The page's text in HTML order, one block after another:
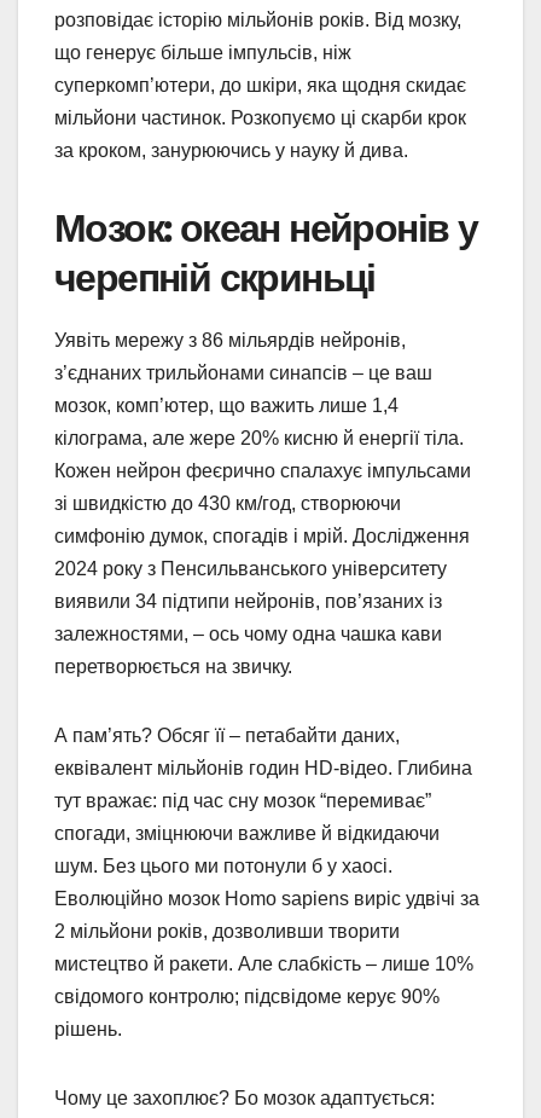
розповідає історію мільйонів років. Від мозку,
що генерує більше імпульсів, ніж
суперкомп’ютери, до шкіри, яка щодня скидає
мільйони частинок. Розкопуємо ці скарби крок
за кроком, занурюючись у науку й дива.
Мозок: океан нейронів у
черепній скриньці
Уявіть мережу з 86 мільярдів нейронів,
з’єднаних трильйонами синапсів – це ваш
мозок, комп’ютер, що важить лише 1,4
кілограма, але жере 20% кисню й енергії тіла.
Кожен нейрон феєрично спалахує імпульсами
зі швидкістю до 430 км/год, створюючи
симфонію думок, спогадів і мрій. Дослідження
2024 року з Пенсильванського університету
виявили 34 підтипи нейронів, пов’язаних із
залежностями, – ось чому одна чашка кави
перетворюється на звичку.
А пам’ять? Обсяг її – петабайти даних,
еквівалент мільйонів годин HD-відео. Глибина
тут вражає: під час сну мозок “перемиває”
спогади, зміцнюючи важливе й відкидаючи
шум. Без цього ми потонули б у хаосі.
Еволюційно мозок Homo sapiens виріс удвічі за
2 мільйони років, дозволивши творити
мистецтво й ракети. Але слабкість – лише 10%
свідомого контролю; підсвідоме керує 90%
рішень.
Чому це захоплює? Бо мозок адаптується: